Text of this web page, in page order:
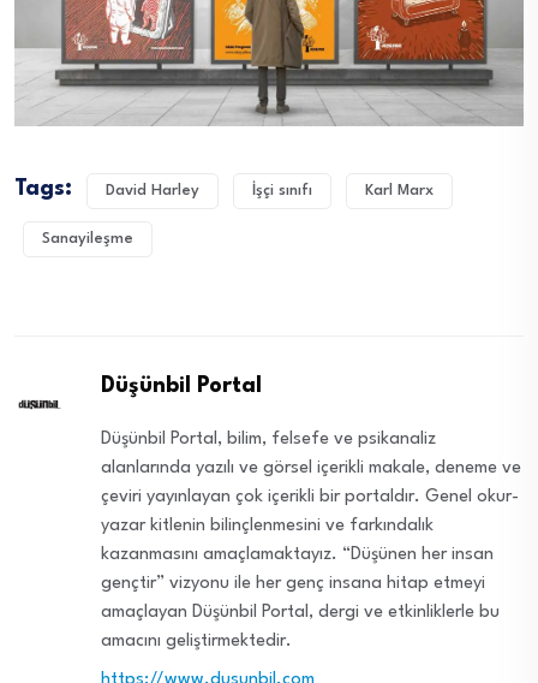
Tags: David Harley İşçi sınıfı Karl Marx
Sanayileşme
Düşünbil Portal
Düşünbil Portal, bilim, felsefe ve psikanaliz
alanlarında yazılı ve görsel içerikli makale, deneme ve
çeviri yayınlayan çok içerikli bir portaldır. Genel okur-
yazar kitlenin bilinçlenmesini ve farkındalık
kazanmasını amaçlamaktayız. “Düşünen her insan
gençtir” vizyonu ile her genç insana hitap etmeyi
amaçlayan Düşünbil Portal, dergi ve etkinliklerle bu
amacını geliştirmektedir.